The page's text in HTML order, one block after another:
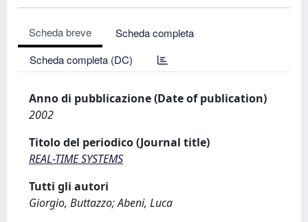
Scheda breve
Scheda completa
Scheda completa (DC)
Anno di pubblicazione (Date of publication)
2002
Titolo del periodico (Journal title)
REAL-TIME SYSTEMS
Tutti gli autori
Giorgio, Buttazzo; Abeni, Luca